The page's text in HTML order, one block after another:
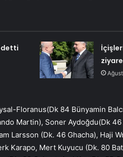
Floranus(Dk 84 Bünyamin
Martin), Soner Aydoğdu(Dk
Larsson (Dk. 46 Ghacha), Haji
Karapo, Mert Kuyucu (Dk. 80